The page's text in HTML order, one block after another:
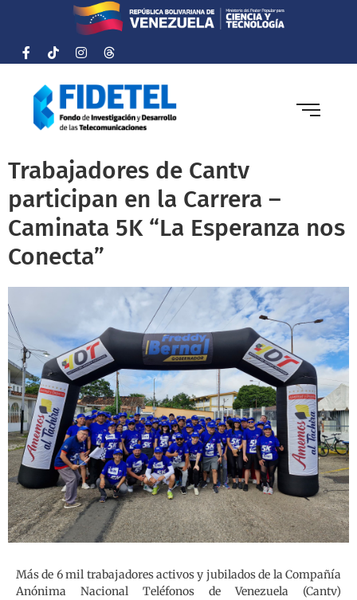
Trabajadores de Cantv
participan en la Carrera –
Caminata 5K “La Esperanza nos
Conecta”
Más de 6 mil trabajadores activos y jubilados de la Compañía
Anónima Nacional Teléfonos de Venezuela (Cantv)